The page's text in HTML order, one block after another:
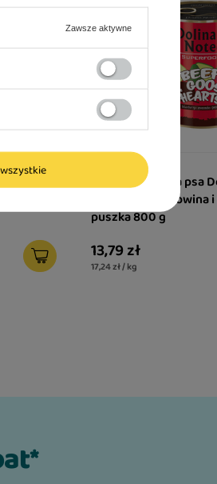
Mokra karma dla psa
Superfood wołowina
puszka 800 g
13,79 zł
17,24 zł / kg
Zawsze aktywne